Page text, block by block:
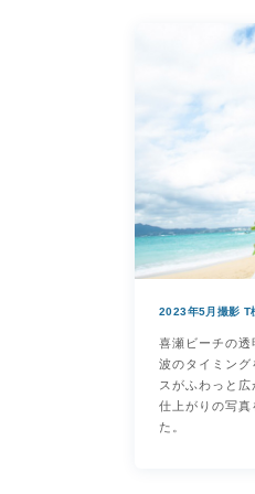
2023年5月撮影 T
喜瀬ビーチの
波のタイミン
スがふわっと広
仕上がりの写真
た。